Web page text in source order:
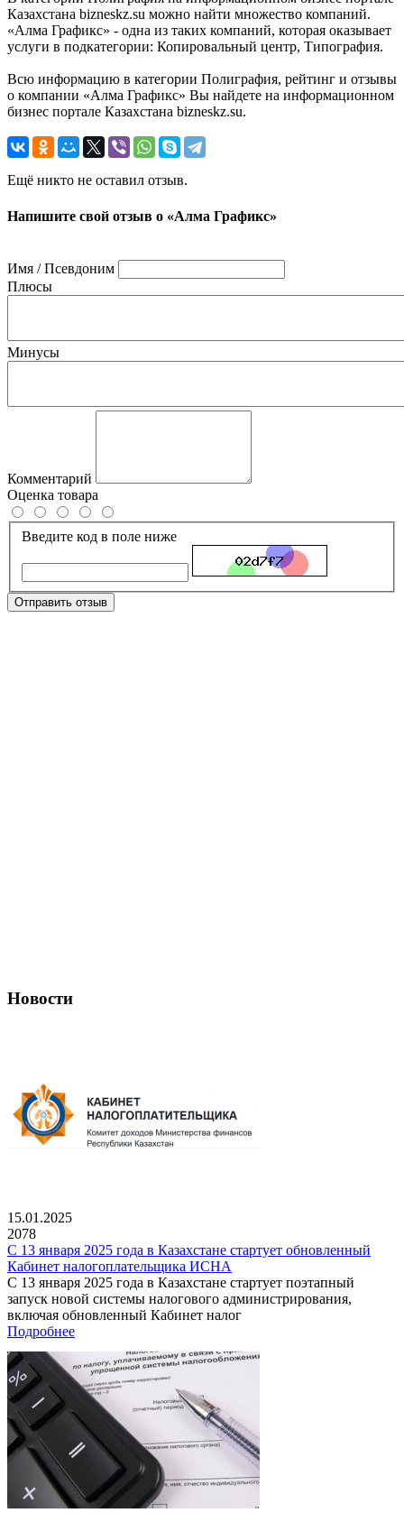
Казахстана bizneskz.su можно найти множество компаний.
«Алма Графикс» - одна из таких компаний, которая оказывает
услуги в подкатегории: Копировальный центр, Типография.
Всю информацию в категории Полиграфия, рейтинг и отзывы
о компании «Алма Графикс» Вы найдете на информационном
бизнес портале Казахстана bizneskz.su.
Ещё никто не оставил отзыв.
Напишите свой отзыв о «Алма Графикс»
Имя / Псевдоним
Плюсы
Минусы
Комментарий
Оценка товара
Введите код в поле ниже
Отправить отзыв
Новости
15.01.2025
2078
С 13 января 2025 года в Казахстане стартует обновленный
Кабинет налогоплательщика ИСНА
С 13 января 2025 года в Казахстане стартует поэтапный
запуск новой системы налогового администрирования,
включая обновленный Кабинет налог
Подробнее